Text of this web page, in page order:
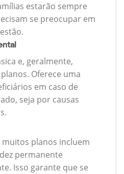
estarão sempre
se preocupar em
e, geralmente,
Oferece uma
em caso de
seja por causas
planos incluem
permanente
Isso garante que se